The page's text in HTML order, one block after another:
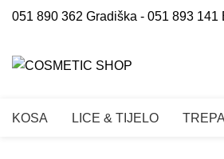
051 890 362 Gradiška - 051 893 141
KOSA LICE & TIJELO